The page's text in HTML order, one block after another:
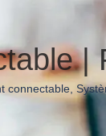
|
connectable